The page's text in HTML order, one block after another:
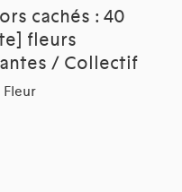
cachés : 40
fleurs
/ Collectif
Fleur